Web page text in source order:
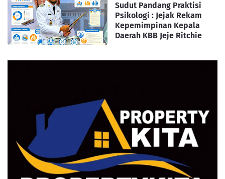
Sudut Pandang Praktisi
Psikologi : Jejak Rekam
Kepemimpinan Kepala
Daerah KBB Jeje Ritchie